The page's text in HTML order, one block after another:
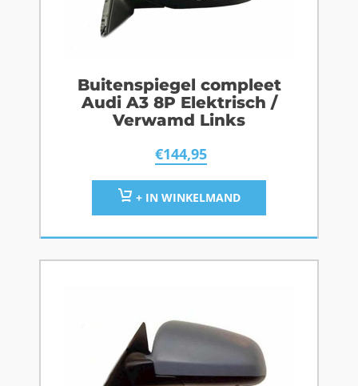
Buitenspiegel compleet
Audi A3 8P Elektrisch /
Verwamd Links
€144,95
+ IN WINKELMAND